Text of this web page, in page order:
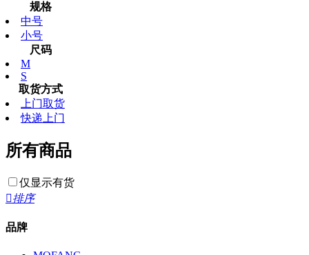
规格
中号
小号
尺码
M
S
取货方式
上门取货
快递上门
所有商品
仅显示有货
排序
品牌